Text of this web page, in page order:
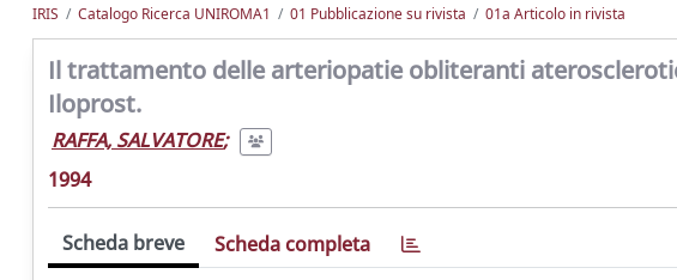
IRIS Catalogo Ricerca UNIROMA1 01 Pubblicazione su rivista 01a Articolo in rivista
Il trattamento delle arteriopatie obliteranti
Iloprost.
RAFFA, SALVATORE;
1994
Scheda breve Scheda completa